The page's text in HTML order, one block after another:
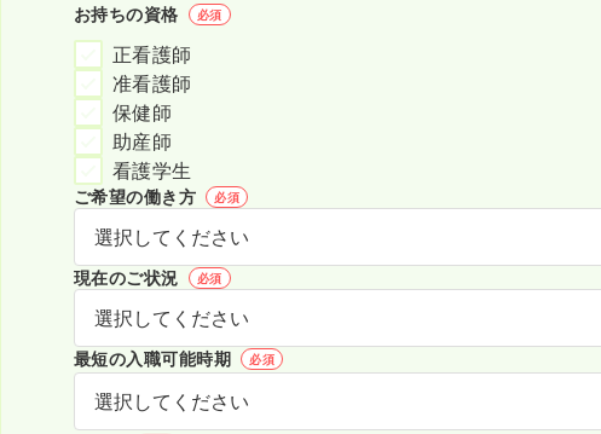
お持ちの資格 必須
正看護師
准看護師
保健師
助産師
看護学生
ご希望の働き方 必須
現在のご状況 必須
最短の入職可能時期 必須